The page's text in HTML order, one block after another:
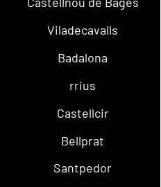
Viladecavalls
Badalona
rrius
Castellcir
Bellprat
Santpedor